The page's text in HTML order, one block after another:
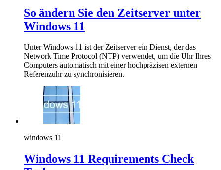
So ändern Sie den Zeitserver unter
Windows 11
Unter Windows 11 ist der Zeitserver ein Dienst, der das
Network Time Protocol (NTP) verwendet, um die Uhr Ihres
Computers automatisch mit einer hochpräzisen externen
Referenzuhr zu synchronisieren.
windows 11
Windows 11 Requirements Check